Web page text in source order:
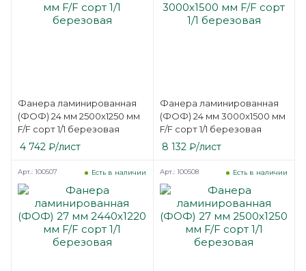
Фанера ламинированная
(ФОФ) 24 мм 2500х1250 мм
F/F сорт 1/1 березовая
4 742 ₽/лист
Фанера ламинированная
(ФОФ) 24 мм 3000х1500 мм
F/F сорт 1/1 березовая
8 132₽/лист
Есть в наличии
Арт.: 100507 Есть в наличии
Арт.: 100508